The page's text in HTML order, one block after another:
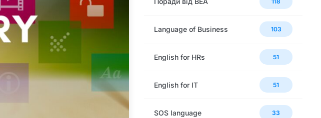
Language of Business 103
English for HRs 51
English for IT 51
SOS language 33